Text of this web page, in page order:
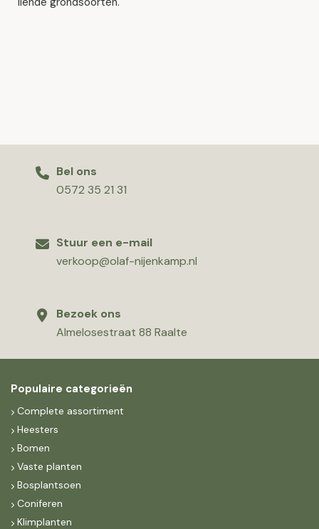
Bel ons
0572 35 21 31
Stuur een e-mail
verkoop@olaf-nijenkamp.nl
Bezoek ons
Almelosestraat 88 Raalte
Populaire categorieën
Complete assortiment
Heesters
Bomen
Vaste planten
Bosplantsoen
Coniferen
Klimplanten